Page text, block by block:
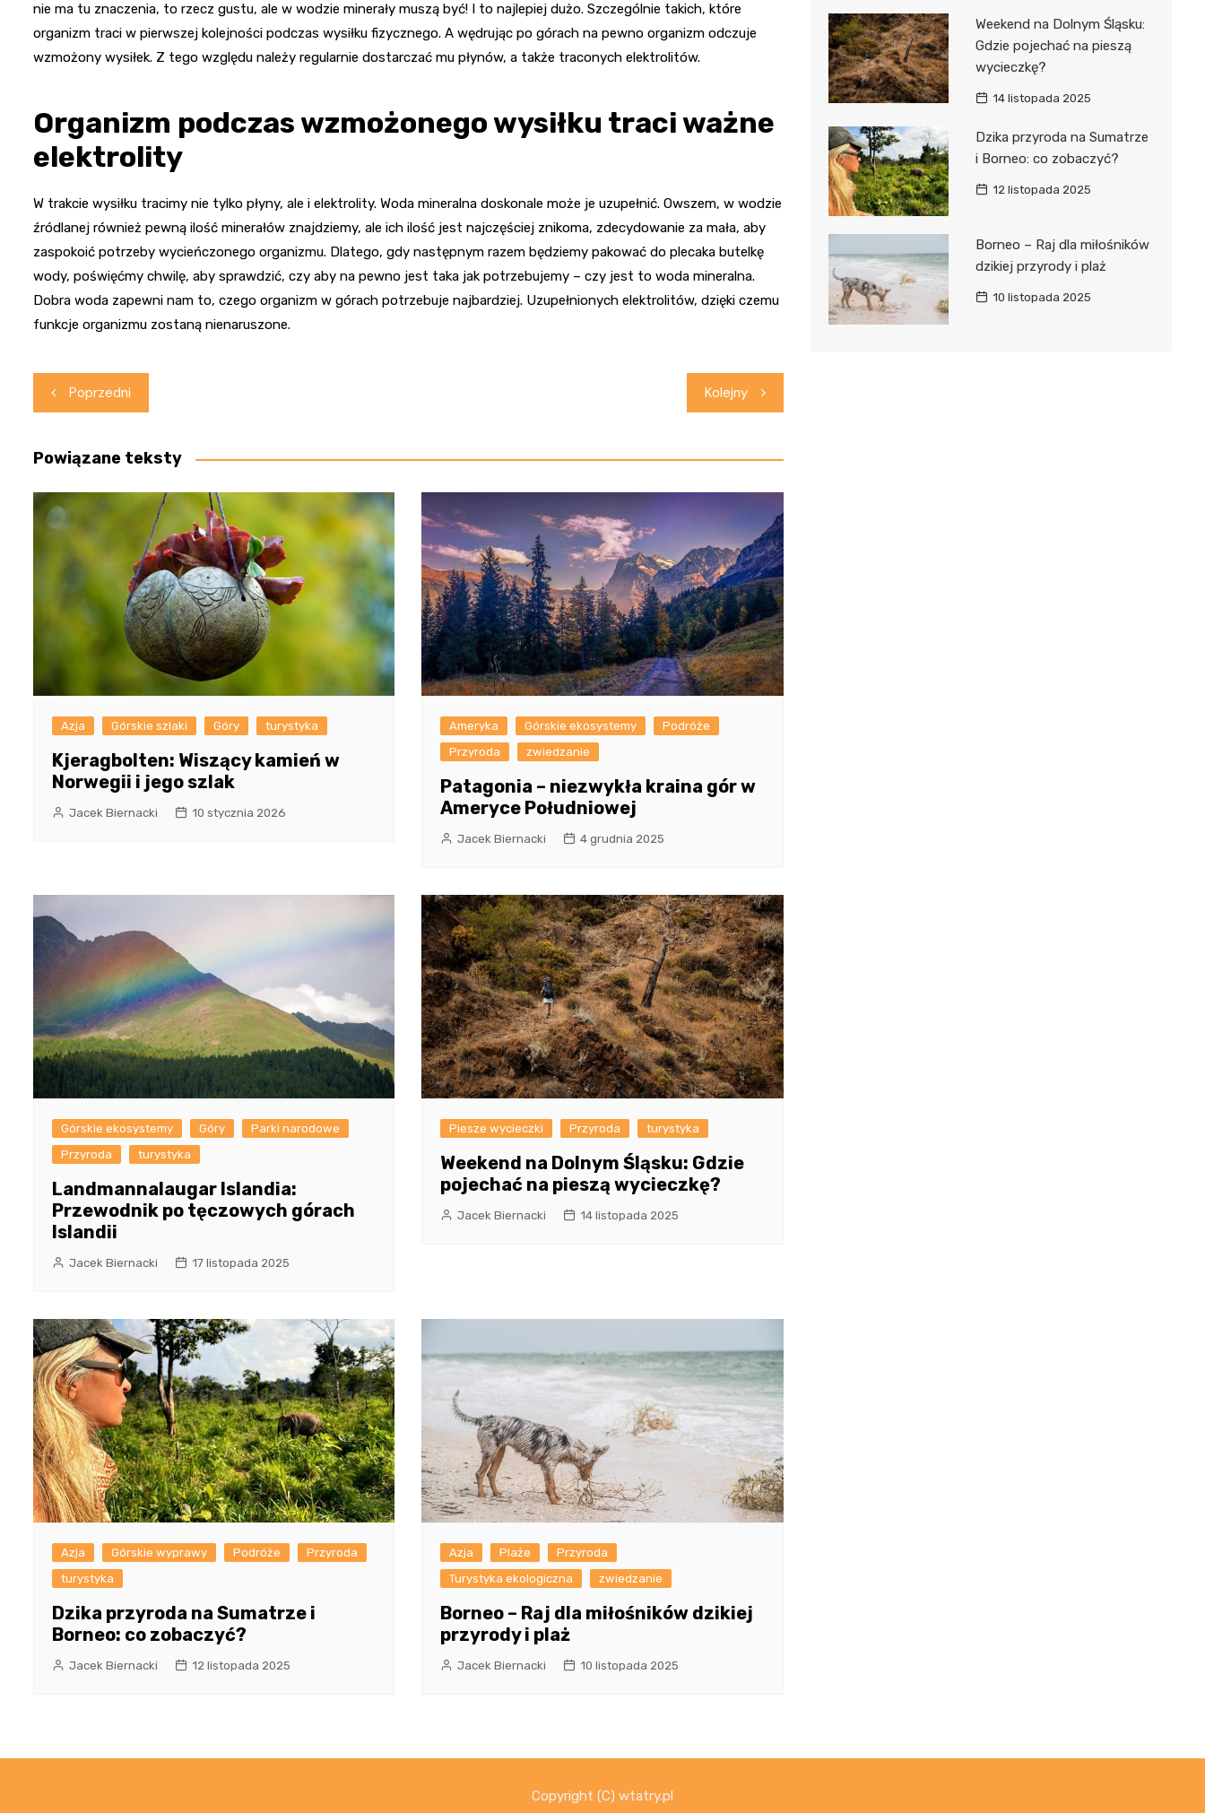
nie ma tu znaczenia, to rzecz gustu, ale w wodzie minerały muszą być! I to najlepiej dużo. Szczególnie takich, które
organizm traci w pierwszej kolejności podczas wysiłku fizycznego. A wędrując po górach na pewno organizm odczuje
wzmożony wysiłek. Z tego względu należy regularnie dostarczać mu płynów, a także traconych elektrolitów.
Organizm podczas wzmożonego wysiłku traci ważne
elektrolity
W trakcie wysiłku tracimy nie tylko płyny, ale i elektrolity. Woda mineralna doskonale może je uzupełnić. Owszem, w wodzie
źródlanej również pewną ilość minerałów znajdziemy, ale ich ilość jest najczęściej znikoma, zdecydowanie za mała, aby
zaspokoić potrzeby wycieńczonego organizmu. Dlatego, gdy następnym razem będziemy pakować do plecaka butelkę
wody, poświęćmy chwilę, aby sprawdzić, czy aby na pewno jest taka jak potrzebujemy – czy jest to woda mineralna.
Dobra woda zapewni nam to, czego organizm w górach potrzebuje najbardziej. Uzupełnionych elektrolitów, dzięki czemu
funkcje organizmu zostaną nienaruszone.
Nawigacja
wpisu
Poprzedni Kolejny
Powiązane teksty
Azja Górskie szlaki Góry turystyka
Kjeragbolten: Wiszący kamień w
Norwegii i jego szlak
Jacek Biernacki 10 stycznia 2026
Ameryka Górskie ekosystemy
Podróże
Przyroda
zwiedzanie
Patagonia – niezwykła kraina gór w
Ameryce Południowej
Jacek Biernacki 4 grudnia 2025
Górskie ekosystemy Góry
Parki narodowe
Przyroda
turystyka
Landmannalaugar Islandia:
Przewodnik po tęczowych górach
Islandii
Jacek Biernacki 17 listopada 2025
Piesze wycieczki Przyroda turystyka
Weekend na Dolnym Śląsku: Gdzie
pojechać na pieszą wycieczkę?
Jacek Biernacki 14 listopada 2025
Azja Górskie wyprawy Podróże
Przyroda
turystyka
Dzika przyroda na Sumatrze i
Borneo: co zobaczyć?
Jacek Biernacki 12 listopada 2025
Azja Plaże
Przyroda
Turystyka ekologiczna
zwiedzanie
Borneo – Raj dla miłośników dzikiej
przyrody i plaż
Jacek Biernacki 10 listopada 2025
Weekend na Dolnym Śląsku:
Gdzie pojechać na pieszą
wycieczkę?
14 listopada 2025
Dzika przyroda na Sumatrze
i Borneo: co zobaczyć?
12 listopada 2025
Borneo – Raj dla miłośników
dzikiej przyrody i plaż
10 listopada 2025
Copyright (C) wtatry.pl